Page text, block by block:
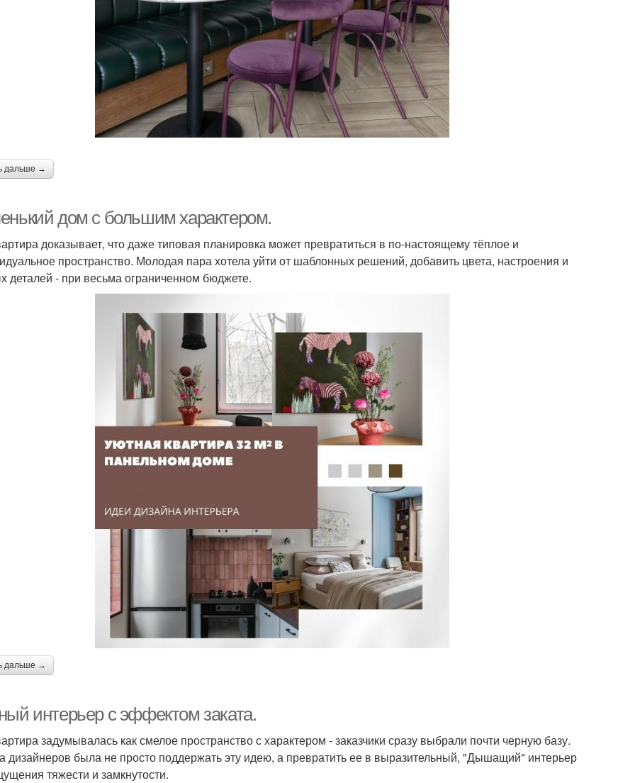
дальше →
дом с большим характером.
доказывает, что даже типовая планировка может превратиться в по-настоящему тёплое и
пространство. Молодая пара хотела уйти от шаблонных решений, добавить цвета, настроения и
деталей - при весьма ограниченном бюджете.
дальше →
интерьер с эффектом заката.
задумывалась как смелое пространство с характером - заказчики сразу выбрали почти черную базу.
дизайнеров была не просто поддержать эту идею, а превратить ее в выразительный, "Дышащий" интерьер
тяжести и замкнутости.